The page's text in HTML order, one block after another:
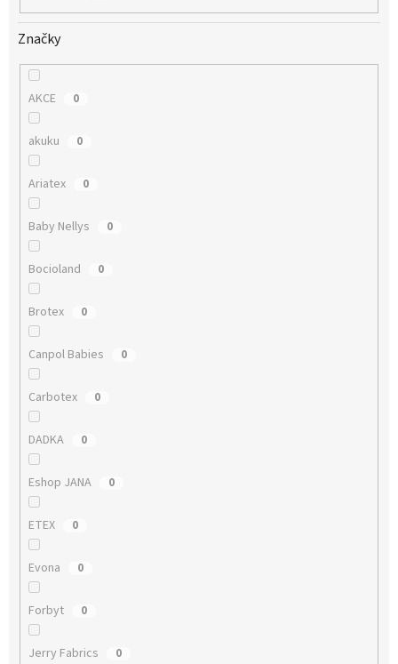
Značky
AKCE 0
akuku 0
Ariatex 0
Baby Nellys 0
Bocioland 0
Brotex 0
Canpol Babies 0
Carbotex 0
DADKA 0
Eshop JANA 0
ETEX 0
Evona 0
Forbyt 0
Jerry Fabrics 0